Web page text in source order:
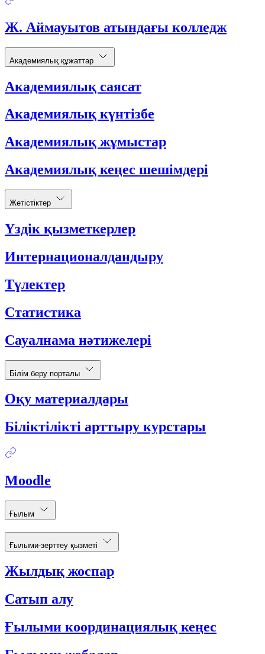
Ж. Аймауытов атындағы колледж
Академиялық құжаттар
Академиялық саясат
Академиялық күнтізбе
Академиялық жұмыстар
Академиялық кеңес шешімдері
Жетістіктер
Үздік қызметкерлер
Интернационалдандыру
Түлектер
Статистика
Сауалнама нәтижелері
Білім беру порталы
Оқу материалдары
Біліктілікті арттыру курстары
Moodle
Ғылым
Ғылыми-зерттеу қызметі
Жылдық жоспар
Сатып алу
Ғылыми координациялық кеңес